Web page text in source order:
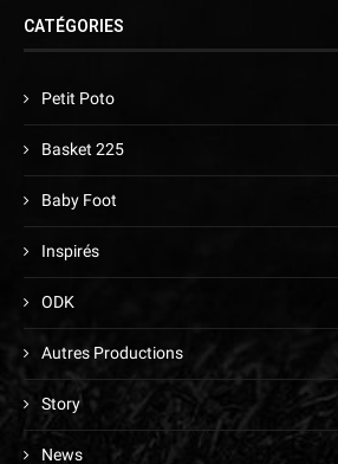
CATÉGORIES
Petit Poto
Basket 225
Baby Foot
Inspirés
ODK
Autres Productions
Story
News